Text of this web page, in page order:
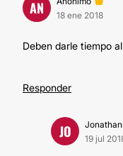
AN
18 ene 2018
Deben darle tiempo
Responder
JO
19 jul